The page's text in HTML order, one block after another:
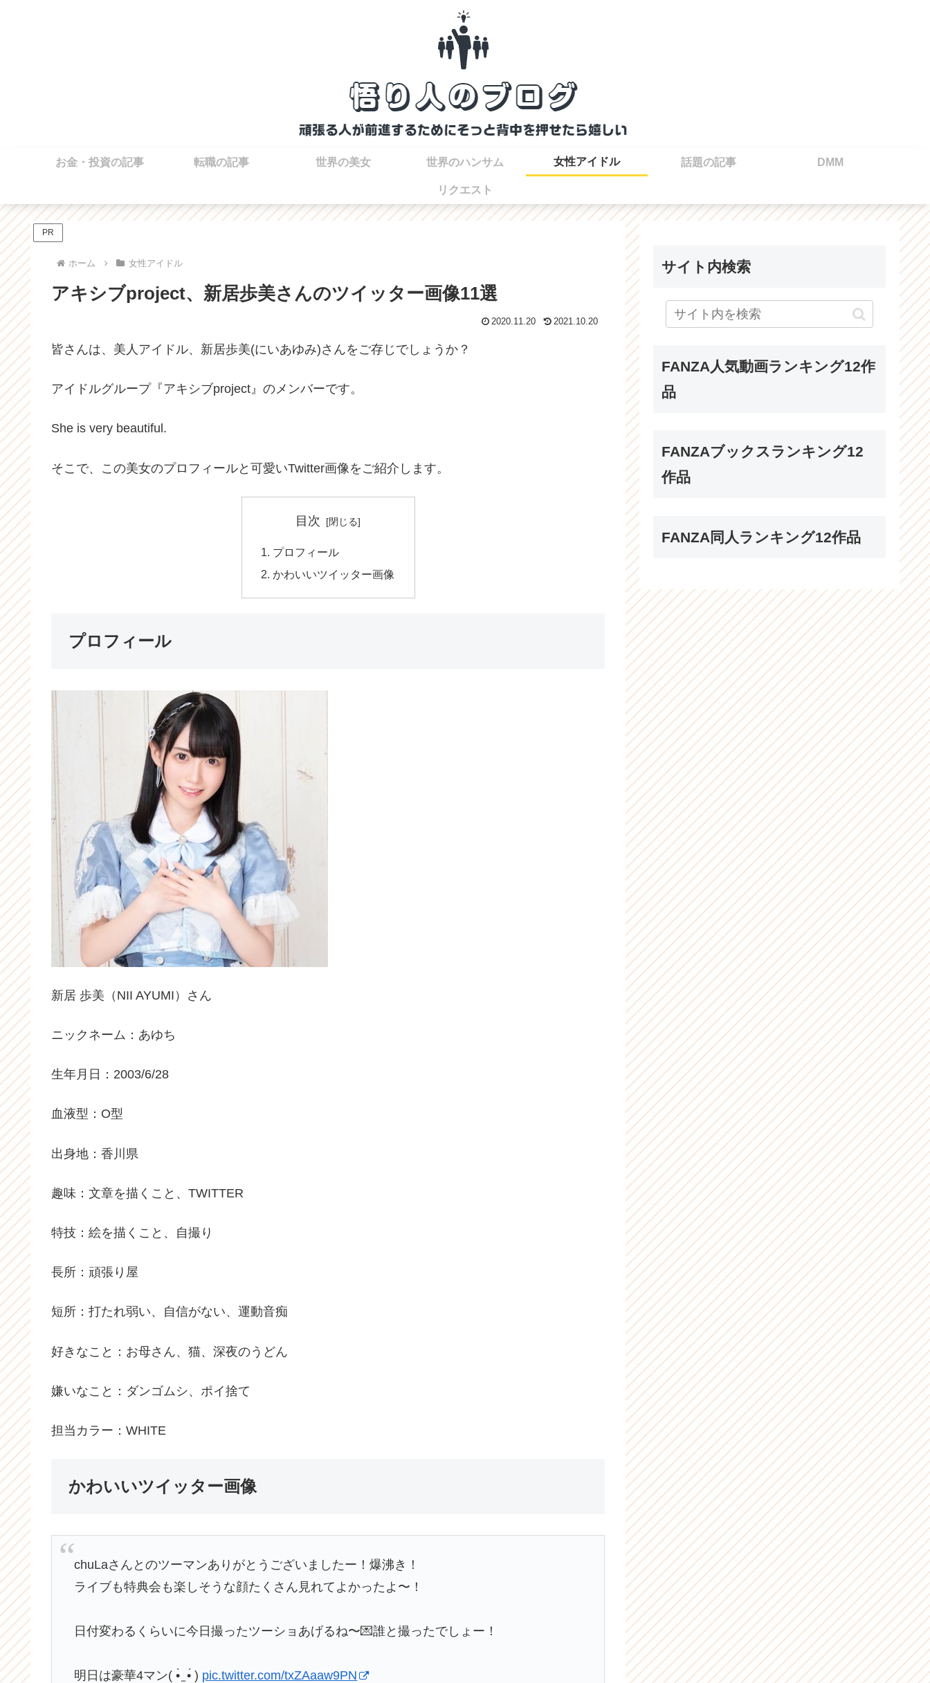
お金・投資の記事 転職の記事 世界の美女 世界のハンサム 女性アイドル 話題の記事 DMM
リクエスト
PR
ホーム 女性アイドル
アキシブproject、新居歩美さんのツイッター画像11選
2020.11.20 2021.10.20
皆さんは、美人アイドル、新居歩美(にいあゆみ)さんをご存じでしょうか？
アイドルグループ『アキシブproject』のメンバーです。
She is very beautiful.
そこで、この美女のプロフィールと可愛いTwitter画像をご紹介します。
目次
プロフィール
かわいいツイッター画像
プロフィール
新居 歩美（NII AYUMI）さん
ニックネーム：あゆち
生年月日：2003/6/28
血液型：O型
出身地：香川県
趣味：文章を描くこと、TWITTER
特技：絵を描くこと、自撮り
長所：頑張り屋
短所：打たれ弱い、自信がない、運動音痴
好きなこと：お母さん、猫、深夜のうどん
嫌いなこと：ダンゴムシ、ポイ捨て
担当カラー：WHITE
かわいいツイッター画像
chuLaさんとのツーマンありがとうございましたー！爆沸き！
ライブも特典会も楽しそうな顔たくさん見れてよかったよ〜！
日付変わるくらいに今日撮ったツーショあげるね〜💌誰と撮ったでしょー！
明日は豪華4マン( •̀ ̫ •́ ) pic.twitter.com/txZAaaw9PN
サイト内検索
FANZA人気動画ランキング12作
品
FANZAブックスランキング12
作品
FANZA同人ランキング12作品